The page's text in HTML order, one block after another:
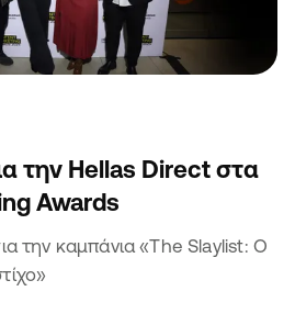
την Hellas Direct στα
Awards
την καμπάνια «The Slaylist: Ο